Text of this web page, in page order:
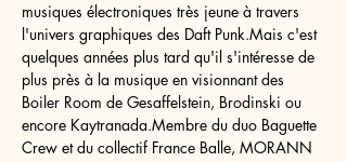
musiques électroniques très jeune à travers
l'univers graphiques des Daft Punk.Mais c'est
quelques années plus tard qu'il s'intéresse de
plus près à la musique en visionnant des
Boiler Room de Gesaffelstein, Brodinski ou
encore Kaytranada.Membre du duo Baguette
Crew et du collectif France Balle, MORANN